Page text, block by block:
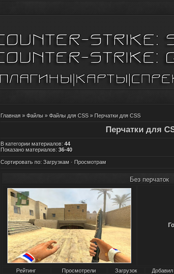
Главная» Файлы» Файлы для CSS» Перчатки для CSS
Перчатки для
В категории материалов: 44
Показано материалов: 36-40
Сортировать по: Загрузкам · Просмотрам
Без перчаток
Рейтинг Просмотрели Загрузок Добавил